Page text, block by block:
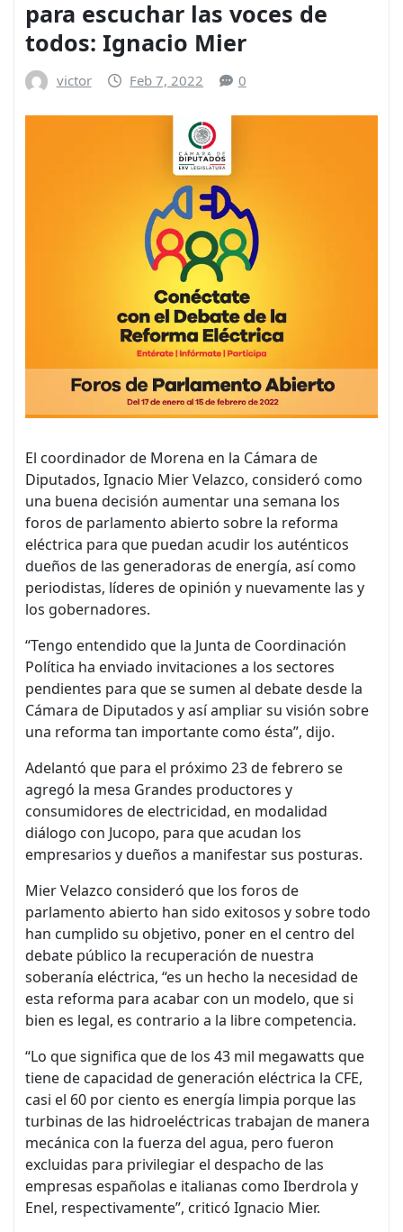
para escuchar las voces de
todos: Ignacio Mier
victor Feb 7, 2022 0
El coordinador de Morena en la Cámara de
Diputados, Ignacio Mier Velazco, consideró como
una buena decisión aumentar una semana los
foros de parlamento abierto sobre la reforma
eléctrica para que puedan acudir los auténticos
dueños de las generadoras de energía, así como
periodistas, líderes de opinión y nuevamente las y
los gobernadores.
“Tengo entendido que la Junta de Coordinación
Política ha enviado invitaciones a los sectores
pendientes para que se sumen al debate desde la
Cámara de Diputados y así ampliar su visión sobre
una reforma tan importante como ésta”, dijo.
Adelantó que para el próximo 23 de febrero se
agregó la mesa Grandes productores y
consumidores de electricidad, en modalidad
diálogo con Jucopo, para que acudan los
empresarios y dueños a manifestar sus posturas.
Mier Velazco consideró que los foros de
parlamento abierto han sido exitosos y sobre todo
han cumplido su objetivo, poner en el centro del
debate público la recuperación de nuestra
soberanía eléctrica, “es un hecho la necesidad de
esta reforma para acabar con un modelo, que si
bien es legal, es contrario a la libre competencia.
“Lo que significa que de los 43 mil megawatts que
tiene de capacidad de generación eléctrica la CFE,
casi el 60 por ciento es energía limpia porque las
turbinas de las hidroeléctricas trabajan de manera
mecánica con la fuerza del agua, pero fueron
excluidas para privilegiar el despacho de las
empresas españolas e italianas como Iberdrola y
Enel, respectivamente”, criticó Ignacio Mier.